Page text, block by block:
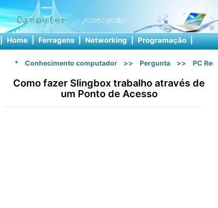
| Home | Ferragens | Networking | Programação |
* Conhecimento computador >> Pergunta >> PC
Como fazer Slingbox trabalho através de
um Ponto de Acesso